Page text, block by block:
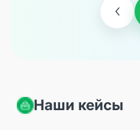
Наши кейсы